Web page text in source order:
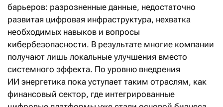
барьеров: разрозненные данные, недостаточно
развитая цифровая инфраструктура, нехватка
необходимых навыков и вопросы
кибербезопасности. В результате многие компании
получают лишь локальные улучшения вместо
системного эффекта. По уровню внедрения
ИИ энергетика пока уступает таким отраслям, как
финансовый сектор, где интегрированные